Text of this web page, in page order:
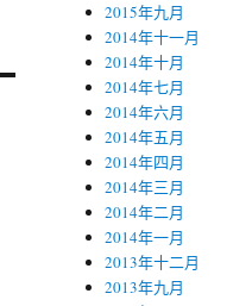
2015年九月
2014年十一月
2014年十月
2014年七月
2014年六月
2014年五月
2014年四月
2014年三月
2014年二月
2014年一月
2013年十二月
2013年九月